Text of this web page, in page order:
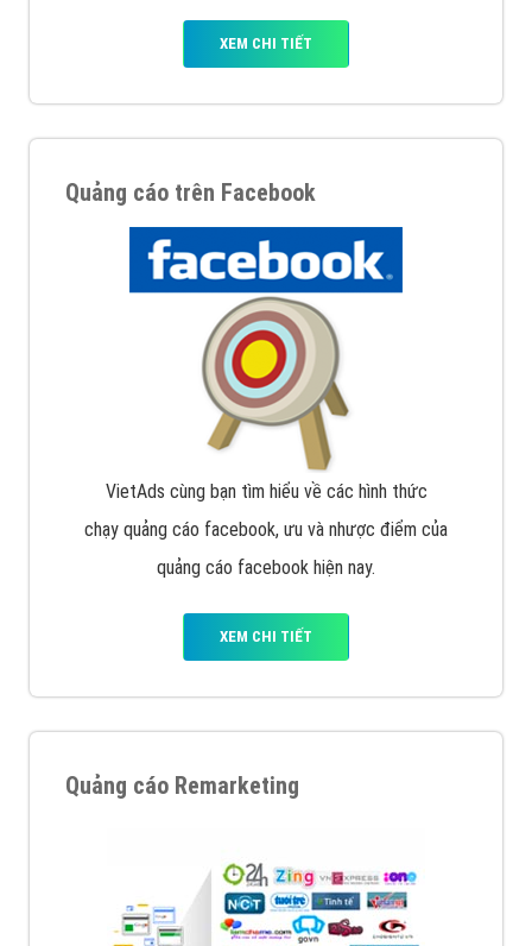
XEM CHI TIẾT
Quảng cáo trên Facebook
VietAds cùng bạn tìm hiểu về các hình thức
chạy quảng cáo facebook, ưu và nhược điểm của
quảng cáo facebook hiện nay.
XEM CHI TIẾT
Quảng cáo Remarketing